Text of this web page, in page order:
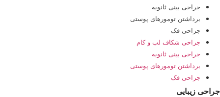
جراحی بینی ثانویه
برداشتن تومورهای پوستی
جراحی فک
جراحی شکاف لب و کام
جراحی بینی ثانویه
برداشتن تومورهای پوستی
جراحی فک
جراحی زیبایی